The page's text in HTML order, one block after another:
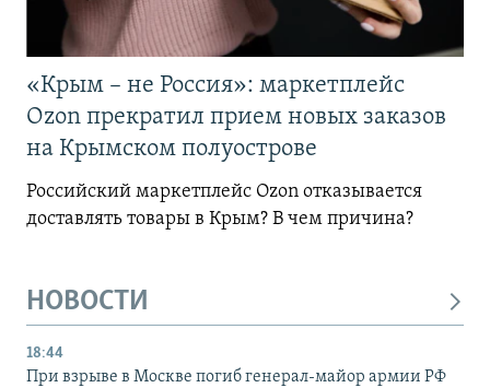
«Крым – не Россия»: маркетплейс
Ozon прекратил прием новых заказов
на Крымском полуострове
Российский маркетплейс Ozon отказывается
доставлять товары в Крым? В чем причина?
НОВОСТИ
18:44
При взрыве в Москве погиб генерал-майор армии РФ